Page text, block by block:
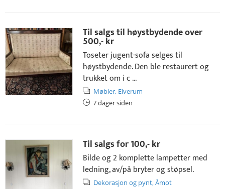
Til salgs til høystbydende over
500,- kr
Toseter jugent-sofa selges til
høystbydende. Den ble restaurert og
trukket om i c ...
Møbler, Elverum
7 dager siden
Til salgs for100,- kr
Bilde og 2 komplette lampetter med
ledning, av/på bryter og støpsel.
Dekorasjon og pynt,Åmot